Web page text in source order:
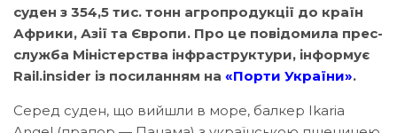
суден з 354,5 тис. тонн агропродукції до країн
Африки, Азії та Європи. Про це повідомила прес-
служба Міністерства інфраструктури, інформує
Rail.insider із посиланням на «Порти України».
Серед суден, що вийшли в море, балкер Ikaria